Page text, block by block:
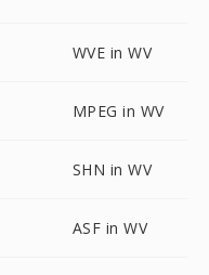
WVE in WV
MPEG in WV
SHN in WV
ASF in WV